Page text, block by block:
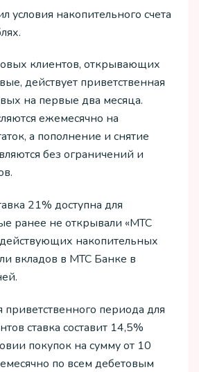
условия накопительного счета
клиентов, открывающих
действует приветственная
на первые два месяца.
ежемесячно на
а пополнение и снятие
без ограничений и
21% доступна для
ранее не открывали «МТС
накопительных
вкладов в МТС Банке в
приветственного периода для
ставка составит 14,5%
покупок на сумму от 10
по всем дебетовым